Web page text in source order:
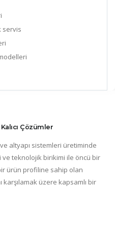
servis
Çözümler
altyapı sistemleri üretiminde
ve teknolojik birikimi ile öncü bir
ürün profiline sahip olan
karşılamak üzere kapsamlı bir